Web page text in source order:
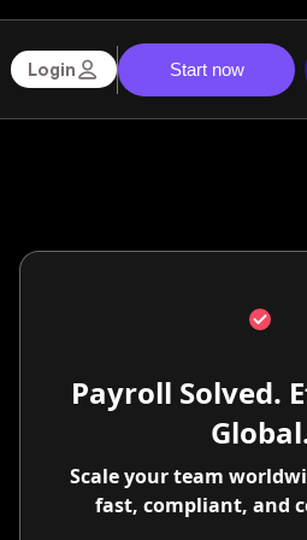
Login Start now
Payroll Solved.
Scale your team
fast, compliant, and